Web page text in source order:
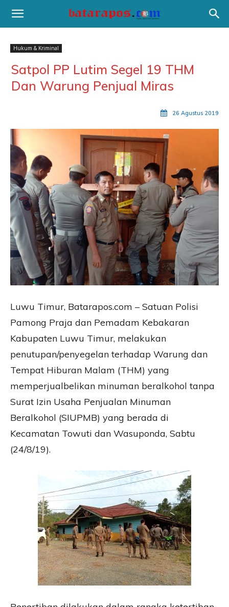
Hukum & Kriminal
Satpol PP Lutim Segel 19 THM
Dan Warung Penjual Miras
26 Agustus 2019
Luwu Timur, Batarapos.com – Satuan Polisi
Pamong Praja dan Pemadam Kebakaran
Kabupaten Luwu Timur, melakukan
penutupan/penyegelan terhadap Warung dan
Tempat Hiburan Malam (THM) yang
memperjualbelikan minuman beralkohol tanpa
Surat Izin Usaha Penjualan Minuman
Beralkohol (SIUPMB) yang berada di
Kecamatan Towuti dan Wasuponda, Sabtu
(24/8/19).